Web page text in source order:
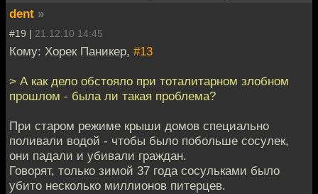
dent »
#19 | 21.12.10 14:45
Кому: Хорек Паникер, #13
> А как дело обстояло при тоталитарном злобном
прошлом - была ли такая проблема?
При старом режиме крыши домов специально
поливали водой - чтобы было побольше сосулек,
они падали и убивали граждан.
Говорят, только зимой 37 года сосульками было
убито несколько миллионов питерцев.